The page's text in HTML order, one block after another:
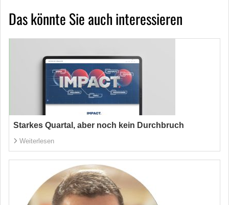
Das könnte Sie auch interessieren
Starkes Quartal, aber noch kein Durchbruch
Weiterlesen